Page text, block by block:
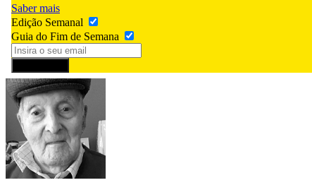
Saber mais
Edição Semanal
Guia do Fim de Semana